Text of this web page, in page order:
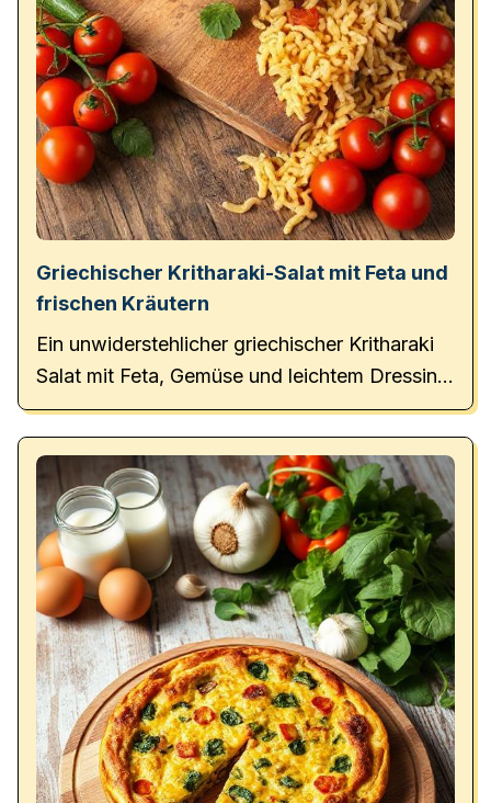
Griechischer Kritharaki-Salat mit Feta und
frischen Kräutern
Ein unwiderstehlicher griechischer Kritharaki
Salat mit Feta, Gemüse und leichtem Dressing.
Perfekt für Grillabende!